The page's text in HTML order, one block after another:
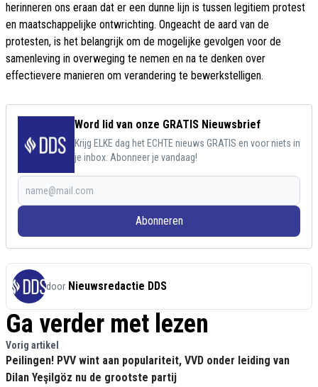
herinneren ons eraan dat er een dunne lijn is tussen legitiem protest
en maatschappelijke ontwrichting. Ongeacht de aard van de
protesten, is het belangrijk om de mogelijke gevolgen voor de
samenleving in overweging te nemen en na te denken over
effectievere manieren om verandering te bewerkstelligen.
Word lid van onze GRATIS Nieuwsbrief
Krijg ELKE dag het ECHTE nieuws GRATIS en voor niets in
je inbox. Abonneer je vandaag!
Abonneren
door Nieuwsredactie DDS
Ga verder met lezen
Vorig artikel
Peilingen! PVV wint aan populariteit, VVD onder leiding van
Dilan Yeşilgöz nu de grootste partij